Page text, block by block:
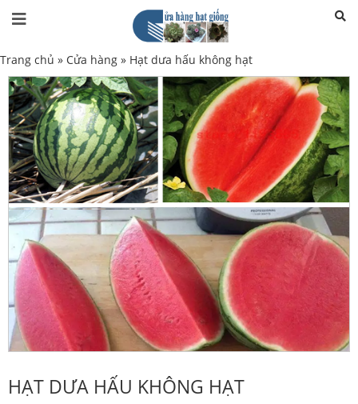
Trang chủ » Cửa hàng » Hạt dưa hấu không hạt
HẠT DƯA HẤU KHÔNG HẠT